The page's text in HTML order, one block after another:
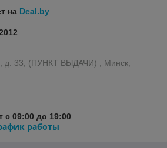
на Deal.by
д. 33, (ПУНКТ ВЫДАЧИ) , Минск,
с 09:00 до 19:00
работы